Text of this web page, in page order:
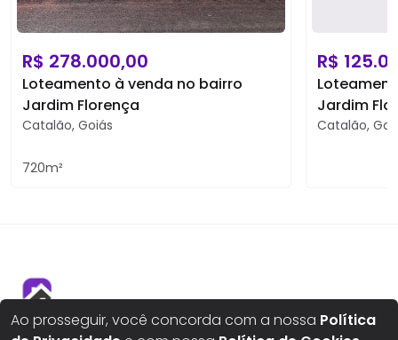
Ao prosseguir, você concorda com a nossa Política
R$ 278.000,00
Loteamento à venda no bairro
Jardim Florença
Catalão, Goiás
720m²
R$
Jardim
Catalão,